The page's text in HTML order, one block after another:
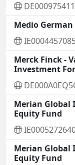
Medio
Merck Finck -
Investment
Merian Global
Equity Fund
Merian Global
Equity Fund